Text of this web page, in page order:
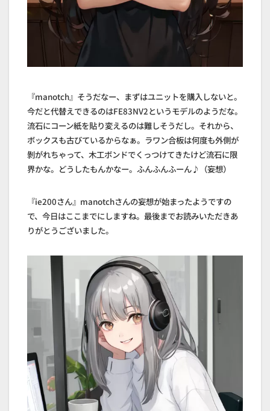
『manotch』そうだなー、まずはユニットを購入しないと。
今だと代替えできるのはFE83NV2というモデルのようだな。
流石にコーン紙を貼り変えるのは難しそうだし。それから、
ボックスも古びているからなぁ。ラワン合板は何度も外側が
剝がれちゃって、木工ボンドでくっつけてきたけど流石に限
界かな。どうしたもんかなー。ふんふんふーん♪（妄想）
『ie200さん』manotchさんの妄想が始まったようですの
で、今日はここまでにしますね。最後までお読みいただきあ
りがとうございました。